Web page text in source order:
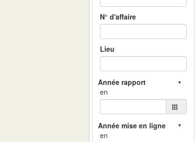
N° d'affaire
Lieu
en
en